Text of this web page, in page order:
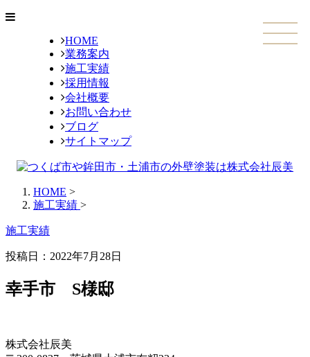
HOME
業務案内
施工実績
採用情報
会社概要
お問い合わせ
ブログ
サイトマップ
HOME >
施工実績 >
施工実績
投稿日： 2022年7月28日
幸手市 S様邸
株式会社辰美